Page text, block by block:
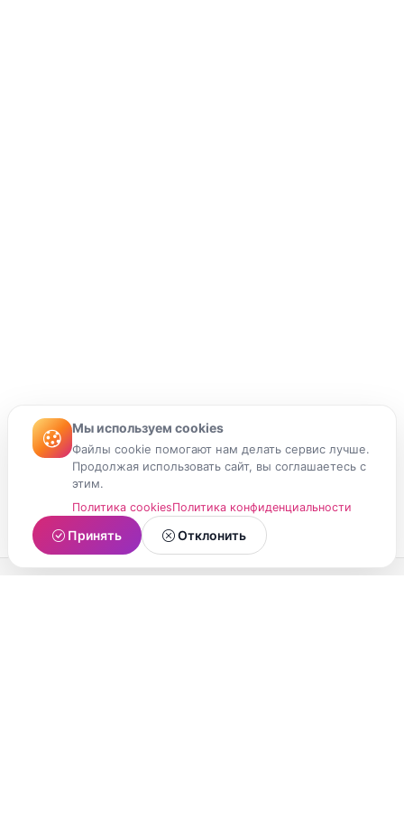
Мы используем cookies
Файлы cookie помогают нам делать сервис лучше.
Продолжая использовать сайт, вы соглашаетесь с
этим.
Политика cookiesПолитика конфиденциальности
Принять Отклонить